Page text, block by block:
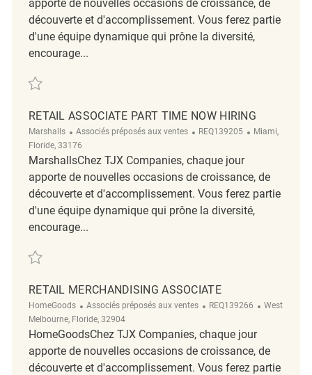
apporte de nouvelles occasions de croissance, de
découverte et d'accomplissement. Vous ferez partie
d'une équipe dynamique qui prône la diversité,
encourage...
Sauvegarder Retail Associate Part Time Now Hiring REQ108994
RETAIL ASSOCIATE PART TIME NOW HIRING
Marshalls Catégorie
Associés préposés aux ventes ReqId
REQ139205 Emplacement
Miami,
Floride, 33176
MarshallsChez TJX Companies, chaque jour
apporte de nouvelles occasions de croissance, de
découverte et d'accomplissement. Vous ferez partie
d'une équipe dynamique qui prône la diversité,
encourage...
Sauvegarder Retail Associate Part Time Now Hiring REQ139205
RETAIL MERCHANDISING ASSOCIATE
HomeGoods Catégorie
Associés préposés aux ventes ReqId
REQ139266
West
Melbourne, Floride, 32904
HomeGoodsChez TJX Companies, chaque jour
apporte de nouvelles occasions de croissance, de
découverte et d'accomplissement. Vous ferez partie